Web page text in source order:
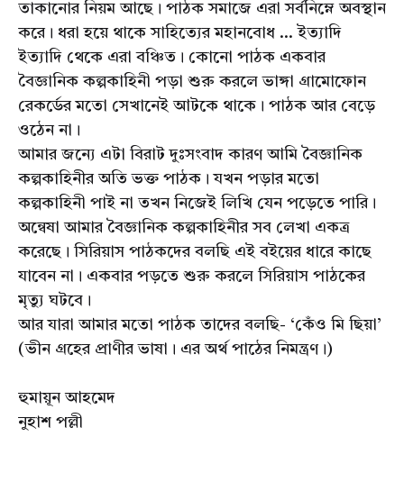
তাকানোর নিয়ম আছে। পাঠক সমাজে এরা সর্বনিম্নে অবস্থান
করে। ধরা হয়ে থাকে সাহিত্যের মহানবোধ ... ইত্যাদি
ইত্যাদি থেকে এরা বঞ্চিত। কোনো পাঠক একবার
বৈজ্ঞানিক কল্পকাহিনী পড়া শুরু করলে ভাঙ্গা গ্রামোফোন
রেকর্ডের মতো সেখানেই আটকে থাকে। পাঠক আর বেড়ে
ওঠেন না।
আমার জন্যে এটা বিরাট দুঃসংবাদ কারণ আমি বৈজ্ঞানিক
কল্পকাহিনীর অতি ভক্ত পাঠক। যখন পড়ার মতো
কল্পকাহিনী পাই না তখন নিজেই লিখি যেন পড়েতে পারি।
অন্বেষা আমার বৈজ্ঞানিক কল্পকাহিনীর সব লেখা একত্র
করেছে। সিরিয়াস পাঠকদের বলছি এই বইয়ের ধারে কাছে
যাবেন না। একবার পড়তে শুরু করলে সিরিয়াস পাঠকের
মৃত্যু ঘটবে।
আর যারা আমার মতো পাঠক তাদের বলছি- ‘কেঁও মি ছিয়া’
(ভীন গ্রহের প্রাণীর ভাষা। এর অর্থ পাঠের নিমন্ত্রণ।)
হুমায়ূন আহমেদ
নুহাশ পল্লী